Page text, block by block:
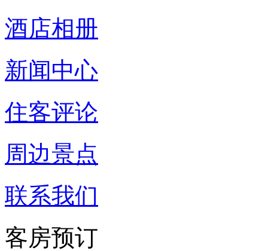
酒店相册
新闻中心
住客评论
周边景点
联系我们
客房预订